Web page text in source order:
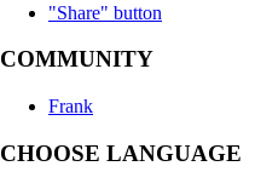
"Share" button
COMMUNITY
Frank
CHOOSE LANGUAGE